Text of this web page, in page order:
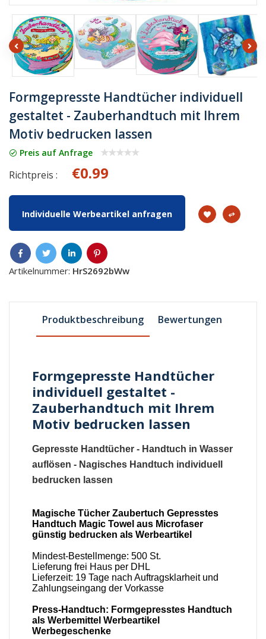
Formgepresste Handtücher individuell
gestaltet - Zauberhandtuch mit Ihrem
Motiv bedrucken lassen
Preis auf Anfrage
Richtpreis : €0.99
Individuelle Werbeartikel anfragen
Artikelnummer: HrS2692bWw
Produktbeschreibung Bewertungen
Formgepresste Handtücher
individuell gestaltet -
Zauberhandtuch mit Ihrem
Motiv bedrucken lassen
Gepresste Handtücher - Handtuch in Wasser
auflösen - Nagisches Handtuch individuell
bedrucken lassen
Magische Tücher Zaubertuch Gepresstes
Handtuch Magic Towel aus Microfaser
günstig bedrucken als Werbeartikel
Mindest-Bestellmenge: 500 St.
Lieferung frei Haus per DHL
Lieferzeit: 19 Tage nach Auftragsklarheit und
Zahlungseingang der Vorkasse
Press-Handtuch: Formgepresstes Handtuch
als Werbemittel Werbeartikel
Werbegeschenke